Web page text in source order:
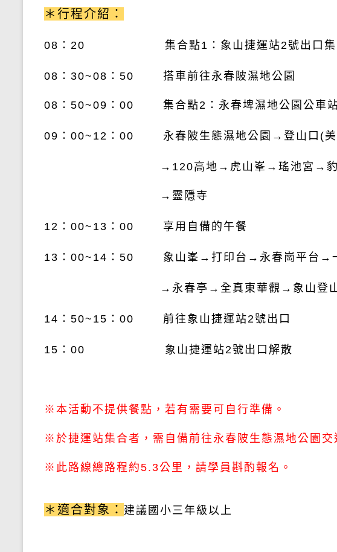
＊行程介紹：
08：20 集合點1：象山捷運站2號出口集
08：30~08：50 搭車前往永春陂濕地公園
08：50~09：00 集合點2：永春埤濕地公園公車
09：00~12：00 永春陂生態濕地公園 →登山口(
→120高地 →虎山峯 →瑤池宮 →
→靈隱寺
12：00~13：00 享用自備的午餐
13：00~14：50 象山峯→打印台→永春崗平台→
→永春亭→全真東華觀 →象 山登
14：50~15：00 前往象山捷運站2號出口
15：00 象山捷運站2號出口解散
※本活動不提供餐點，若有需要可自行準備。
※於捷運站集合者，需自備前往永春陂生態濕地公園交
※此路線總路程約5.3公里，請學員斟酌報名。
＊適合對象： 建議 國小三年級以上